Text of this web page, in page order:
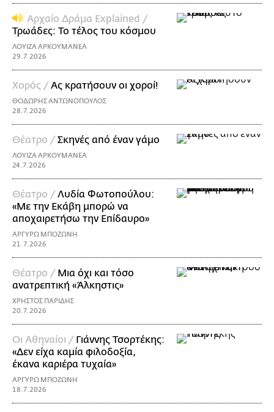
Αρχαίο Δράμα Explained /
Τρωάδες: Το τέλος του κόσμου
ΛΟΥΙΖΑ ΑΡΚΟΥΜΑΝΕΑ
29.7.2026
Χορός /Ας κρατήσουν οι χοροί!
ΘΟΔΩΡΗΣ ΑΝΤΩΝΟΠΟΥΛΟΣ
28.7.2026
Θέατρο /Σκηνές από έναν γάμο
ΛΟΥΙΖΑ ΑΡΚΟΥΜΑΝΕΑ
24.7.2026
Θέατρο /Λυδία Φωτοπούλου:
«Με την Εκάβη μπορώ να
αποχαιρετήσω την Επίδαυρο»
ΑΡΓΥΡΩ ΜΠΟΖΩΝΗ
21.7.2026
Θέατρο / Μια όχι και τόσο
ανατρεπτική «Άλκηστις»
ΧΡΗΣΤΟΣ ΠΑΡΙΔΗΣ
20.7.2026
Οι Αθηναίοι / Γιάννης Τσορτέκης:
«Δεν είχα καμία φιλοδοξία,
έκανα καριέρα τυχαία»
ΑΡΓΥΡΩ ΜΠΟΖΩΝΗ
18.7.2026